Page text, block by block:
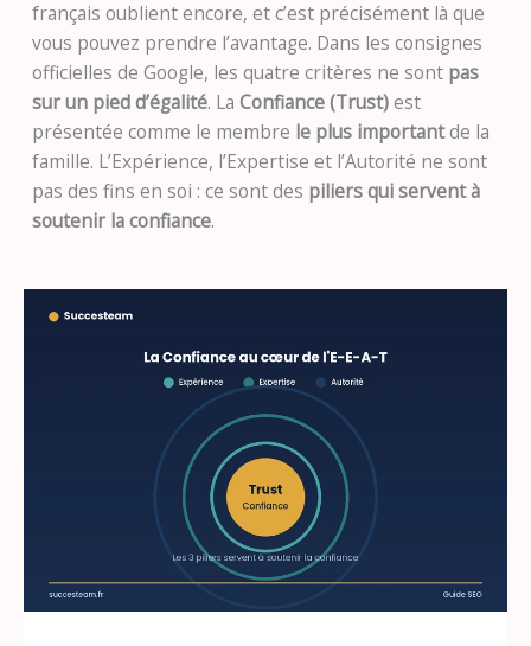
français oublient encore, et c’est précisément là que
vous pouvez prendre l’avantage. Dans les consignes
officielles de Google, les quatre critères ne sont pas
sur un pied d’égalité. La Confiance (Trust)est
présentée comme le membre le plus importantde la
famille. L’Expérience, l’Expertise et l’Autorité ne sont
pas des fins en soi : ce sont des piliers qui servent à
soutenir la confiance.